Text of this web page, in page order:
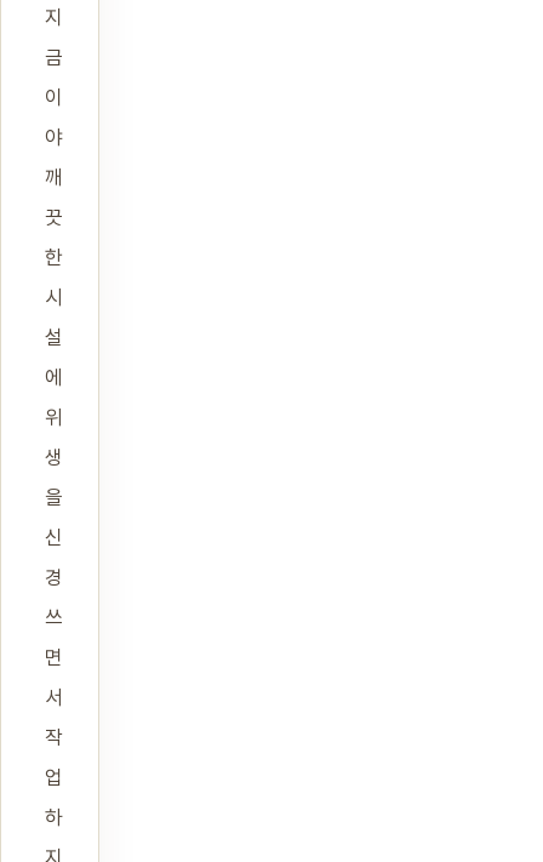
지
금
이
야
깨
끗
한
시
설
에
위
생
을
신
경
쓰
면
서
작
업
하
지